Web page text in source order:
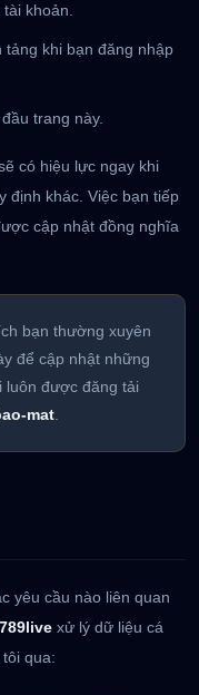
khoản.
khi bạn đăng nhập
trang này.
có hiệu lực ngay khi
định khác. Việc bạn tiếp
cập nhật đồng nghĩa
bạn thường xuyên
để cập nhật những
luôn được đăng tải
mat.
yêu cầu nào liên quan
789live xử lý dữ liệu cá
qua: